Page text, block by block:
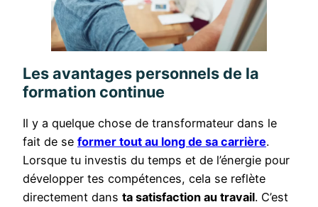
Les avantages personnels de la
formation continue
Il y a quelque chose de transformateur dans le
fait de se former tout au long de sa carrière.
Lorsque tu investis du temps et de l’énergie pour
développer tes compétences, cela se reflète
directement dans ta satisfaction au travail. C’est